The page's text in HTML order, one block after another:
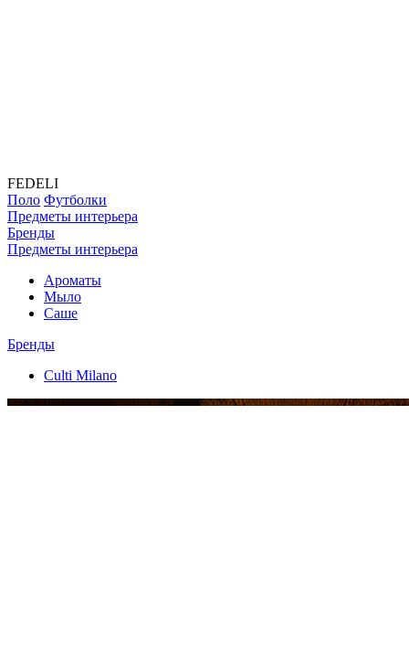
FEDELI
Поло Футболки
Предметы интерьера
Бренды
Предметы интерьера
Ароматы
Мыло
Саше
Бренды
Culti Milano